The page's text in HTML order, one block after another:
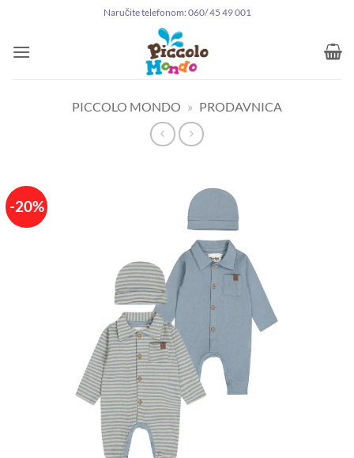
sadržaj
Naručite telefonom: 060/ 45 49 001
PICCOLO MONDO » PRODAVNICA
-20%